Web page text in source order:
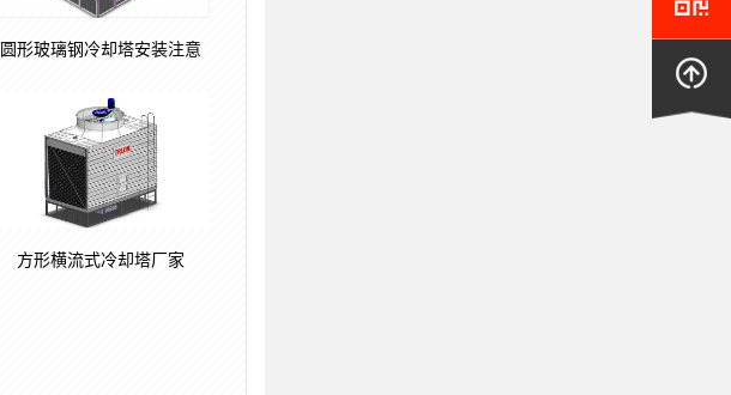
圆形玻璃钢冷却塔安装注意
方形横流式冷却塔厂家